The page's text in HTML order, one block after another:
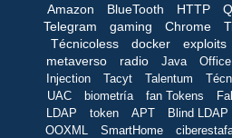
Amazon
BlueTooth HTTP
Telegram
gaming Chrome
Técnicoless
docker exploits
metaverso
radio Java Office
Injection
Tacyt Talentum
UAC
biometría fan Tokens
LDAP
token APT
Blind
OOXML
SmartHome